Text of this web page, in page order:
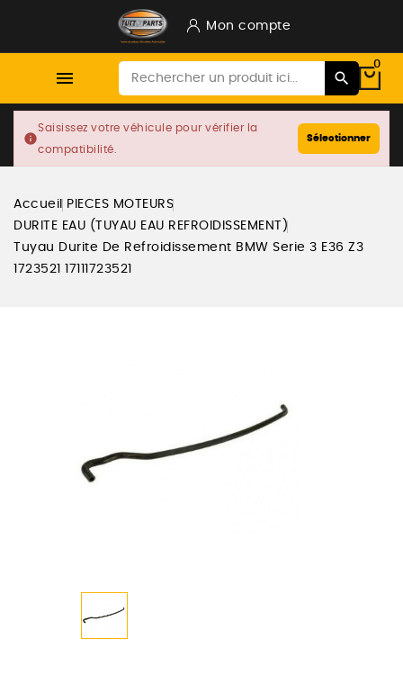
Mon compte

0
info
Saisissez votre véhicule pour vérifier la
compatibilité.
Sélectionner
Accueil
PIECES MOTEURS
DURITE EAU (TUYAU EAU REFROIDISSEMENT)
Tuyau Durite De Refroidissement BMW Serie 3 E36 Z3
1723521 17111723521